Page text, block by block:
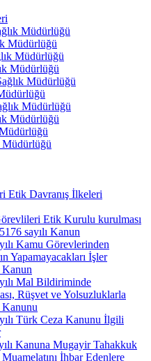
Müdürlüğü
Müdürlüğü
Müdürlüğü
Müdürlüğü
Müdürlüğü
Müdürlüğü
Müdürlüğü
Müdürlüğü
Etik Davranış İlkeleri
Etik Kurulu kurulması
sayılı Kanun
Kamu Görevlerinden
Yapamayacakları İşler
Kanun
Mal Bildiriminde
Rüşvet ve Yolsuzluklarla
Türk Ceza Kanunu İlgili
Kanuna Mugayir Tahakkuk
İhbar Edenlere